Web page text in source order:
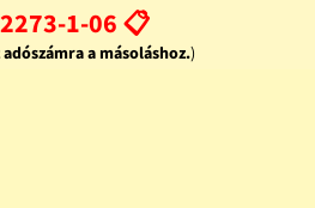
1-06 📋
a másoláshoz.)